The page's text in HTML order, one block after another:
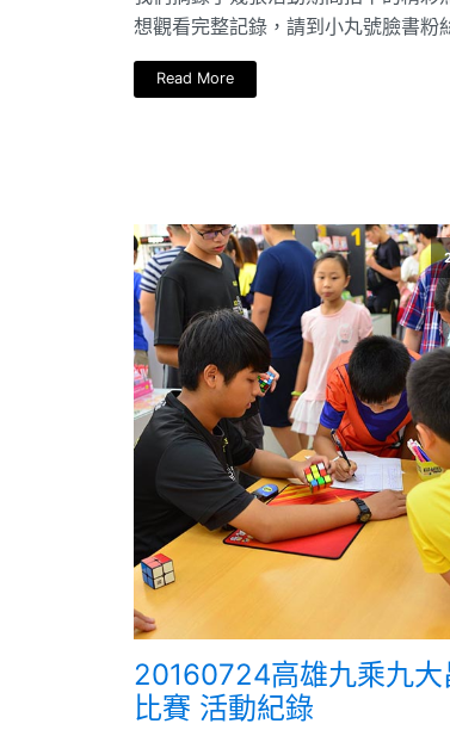
想觀看完整記錄，請到小丸號臉書粉
Read More
20160724高雄九乘九大
比賽 活動紀錄